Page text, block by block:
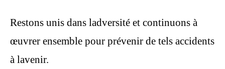
Restons unis dans ladversité et continuons à
œuvrer ensemble pour prévenir de tels accidents
à lavenir.